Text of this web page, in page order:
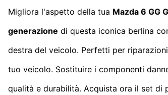
Migliora l'aspetto della tua Mazda 6 GG
generazione di questa iconica berlina
destra del veicolo. Perfetti per
tuo veicolo. Sostituire i componenti
qualità e durabilità. Acquista ora il set di